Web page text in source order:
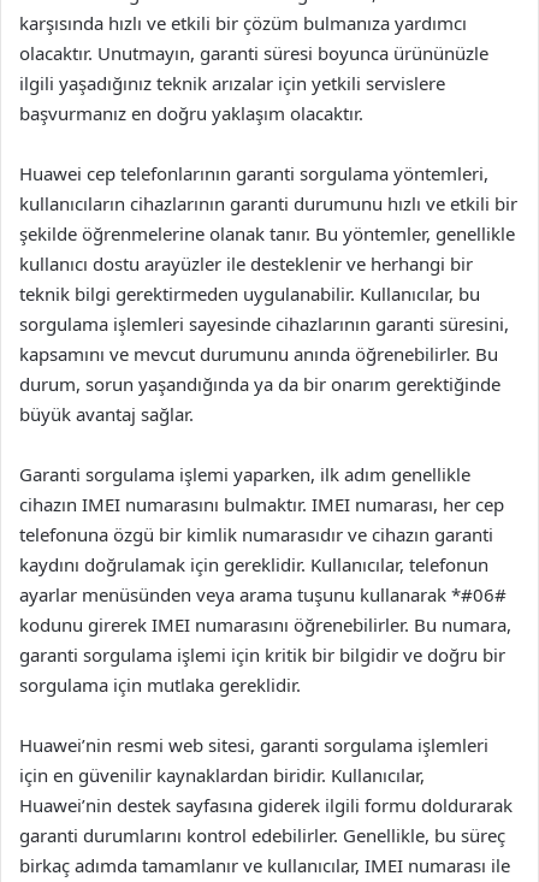
karşısında hızlı ve etkili bir çözüm bulmanıza yardımcı
olacaktır. Unutmayın, garanti süresi boyunca ürününüzle
ilgili yaşadığınız teknik arızalar için yetkili servislere
başvurmanız en doğru yaklaşım olacaktır.
Huawei cep telefonlarının garanti sorgulama yöntemleri,
kullanıcıların cihazlarının garanti durumunu hızlı ve etkili bir
şekilde öğrenmelerine olanak tanır. Bu yöntemler, genellikle
kullanıcı dostu arayüzler ile desteklenir ve herhangi bir
teknik bilgi gerektirmeden uygulanabilir. Kullanıcılar, bu
sorgulama işlemleri sayesinde cihazlarının garanti süresini,
kapsamını ve mevcut durumunu anında öğrenebilirler. Bu
durum, sorun yaşandığında ya da bir onarım gerektiğinde
büyük avantaj sağlar.
Garanti sorgulama işlemi yaparken, ilk adım genellikle
cihazın IMEI numarasını bulmaktır. IMEI numarası, her cep
telefonuna özgü bir kimlik numarasıdır ve cihazın garanti
kaydını doğrulamak için gereklidir. Kullanıcılar, telefonun
ayarlar menüsünden veya arama tuşunu kullanarak *#06#
kodunu girerek IMEI numarasını öğrenebilirler. Bu numara,
garanti sorgulama işlemi için kritik bir bilgidir ve doğru bir
sorgulama için mutlaka gereklidir.
Huawei’nin resmi web sitesi, garanti sorgulama işlemleri
için en güvenilir kaynaklardan biridir. Kullanıcılar,
Huawei’nin destek sayfasına giderek ilgili formu doldurarak
garanti durumlarını kontrol edebilirler. Genellikle, bu süreç
birkaç adımda tamamlanır ve kullanıcılar, IMEI numarası ile